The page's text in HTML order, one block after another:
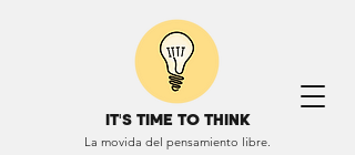
IT'S TIME TO THINK
La movida del pensamiento libre.